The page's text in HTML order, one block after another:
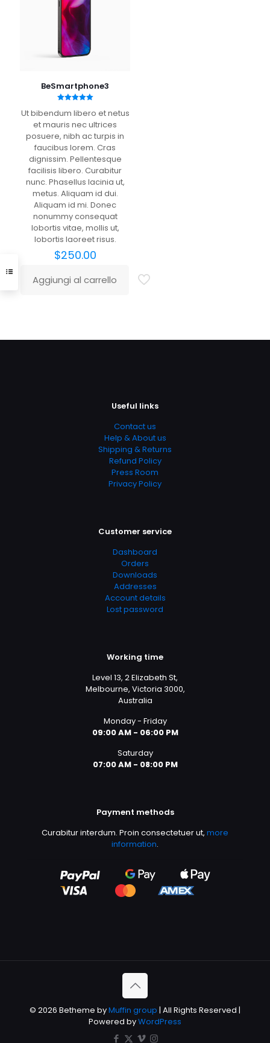
scelte
nella
pagina
del
prodotto
BeSmartphone3
5.00
Ut bibendum libero et netus
et mauris nec ultrices
posuere, nibh ac turpis in
faucibus lorem. Cras
dignissim. Pellentesque
facilisis libero. Curabitur
nunc. Phasellus lacinia ut,
metus. Aliquam id dui.
Aliquam id mi. Donec
nonummy consequat
lobortis vitae, mollis ut,
lobortis laoreet risus.
$250.00
Aggiungi al carrello
Useful links
Contact us
Help & About us
Shipping & Returns
Refund Policy
Press Room
Privacy Policy
Customer service
Dashboard
Orders
Downloads
Addresses
Account details
Lost password
Working time
Level 13, 2 Elizabeth St,
Melbourne, Victoria 3000,
Australia
Monday - Friday
09:00 AM - 06:00 PM
Saturday
07:00 AM - 08:00 PM
Payment methods
Curabitur interdum. Proin consectetuer ut, more
information.
© 2026 Betheme byMuffin group | All Rights Reserved |
Powered byWordPress